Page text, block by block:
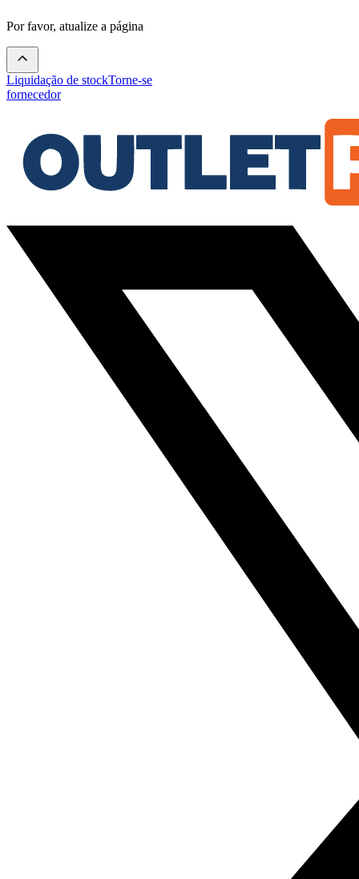
Por favor, atualize a página
Liquidação de stockTorne-se
fornecedor